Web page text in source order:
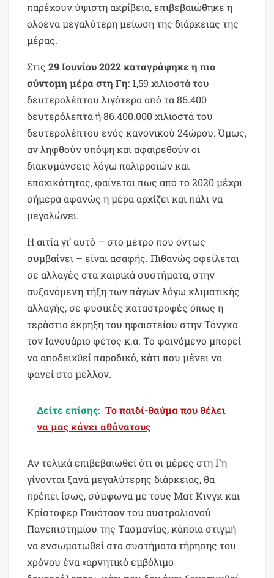
παρέχουν ύψιστη ακρίβεια, επιβεβαιώθηκε η
ολοένα μεγαλύτερη μείωση της διάρκειας της
μέρας.
Στις29 Ιουνίου 2022 καταγράφηκε η πιο
σύντομη μέρα στη Γη: 1,59 χιλιοστά του
δευτερολέπτου λιγότερα από τα 86.400
δευτερόλεπτα ή 86.400.000 χιλιοστά του
δευτερολέπτου ενός κανονικού 24ώρου. Όμως,
αν ληφθούν υπόψη και αφαιρεθούν οι
διακυμάνσεις λόγω παλιρροιών και
εποχικότητας, φαίνεται πως από το 2020 μέχρι
σήμερα αφανώς η μέρα αρχίζει και πάλι να
μεγαλώνει.
Η αιτία γι’ αυτό – στο μέτρο που όντως
συμβαίνει – είναι ασαφής. Πιθανώς οφείλεται
σε αλλαγές στα καιρικά συστήματα, στην
αυξανόμενη τήξη των πάγων λόγω κλιματικής
αλλαγής, σε φυσικές καταστροφές όπως η
τεράστια έκρηξη του ηφαιστείου στην Τόνγκα
τον Ιανουάριο φέτος κ.α. Το φαινόμενο μπορεί
να αποδειχθεί παροδικό, κάτι που μένει να
φανεί στο μέλλον.
Δείτε επίσης: Το παιδί-θαύμα που θέλει
να μας κάνει αθάνατους
Αν τελικά επιβεβαιωθεί ότι οι μέρες στη Γη
γίνονται ξανά μεγαλύτερης διάρκειας, θα
πρέπει ίσως, σύμφωνα με τους Ματ Κινγκ και
Κρίστοφερ Γουότσον του αυστραλιανού
Πανεπιστημίου της Τασμανίας, κάποια στιγμή
να ενσωματωθεί στα συστήματα τήρησης του
χρόνου ένα «αρνητικό εμβόλιμο